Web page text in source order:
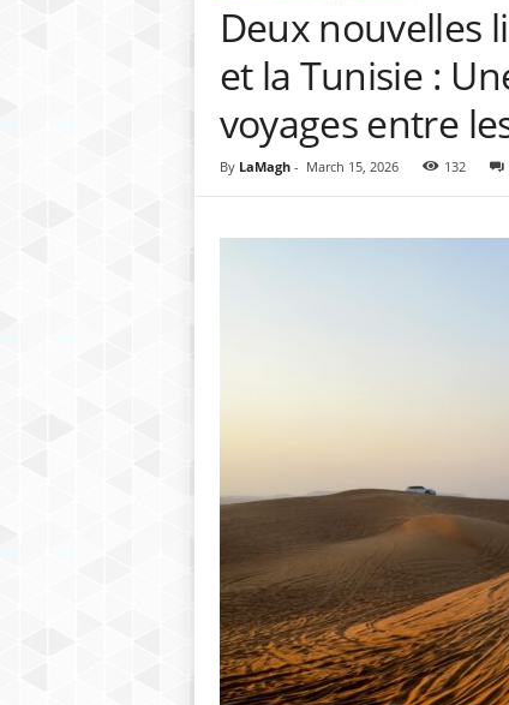
M
a
g
Deux nouvelles
et la Tunisie :
voyages entre
By LaMagh- March 15, 2026 132